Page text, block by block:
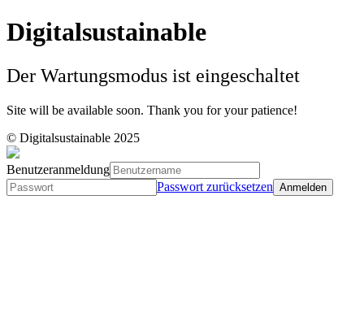
Digitalsustainable
Der Wartungsmodus ist eingeschaltet
Site will be available soon. Thank you for your patience!
© Digitalsustainable 2025
Benutzeranmeldung
Passwort zurücksetzen